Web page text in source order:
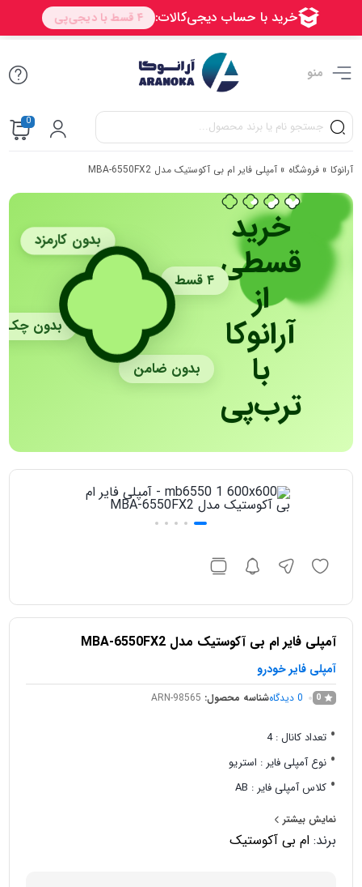
منو
0
آرانوکا »فروشگاه »آمپلی‌ فایر ام‌ بی آکوستیک مدل MBA-6550FX2
خرید
قسطی
از
آرانوکا
با
ترب‌پی
بدون کارمزد
۴ قسط
بدون چک
بدون ضامن
آمپلی‌ فایر ام‌ بی آکوستیک مدل MBA-6550FX2
آمپلی فایر خودرو
0
0 دیدگاهشناسه محصول: ARN-98565
تعداد کانال : 4
نوع آمپلی فایر : استریو
کلاس آمپلی فایر : AB
قابلیت پل زنی (Bridge) : دارد
نمایش بیشتر
برند:ام بی آکوستیک